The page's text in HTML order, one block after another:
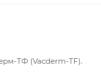
ТФ (Vacderm-TF).